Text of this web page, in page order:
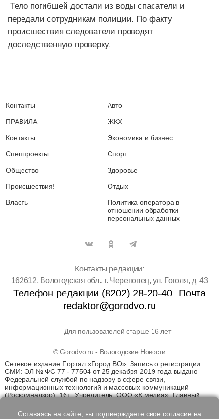
Тело погибшей достали из воды спасатели и
передали сотрудникам полиции. По факту
происшествия следователи проводят
доследственную проверку.
Контакты
ПРАВИЛА
Контакты
Спецпроекты
Общество
Происшествия!
Власть
Авто
ЖКХ
Экономика и бизнес
Спорт
Здоровье
Отдых
Политика оператора в
отношении обработки
персональных данных
Контакты редакции:
162612, Вологодская обл., г. Череповец, ул. Гоголя, д. 43
Телефон редакции (8202) 28-20-40
Почта
redaktor@gorodvo.ru
Для пользователей старше 16 лет
© Gorodvo.ru - Вологодские Новости
Сетевое издание Портал «Город ВО». Запись о регистрации
СМИ: ЭЛ № ФС 77 - 77504 от 25 декабря 2019 года выдано
Федеральной службой по надзору в сфере связи,
информационных технологий и массовых коммуникаций
(Роскомнадзор). 16+. Учредитель: ООО «К медиа». Главный
применяются рекомендательные технологии (информационные
Оставаясь на сайте, вы подтверждаете свое согласие на